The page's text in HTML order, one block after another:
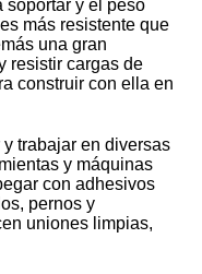
soportar y el peso
más resistente que
una gran
resistir cargas de
construir con ella en
trabajar en diversas
y máquinas
con adhesivos
pernos y
uniones limpias,